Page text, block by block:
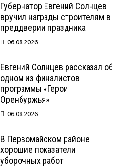
Губернатор Евгений Солнцев
вручил награды строителям в
преддверии праздника
06.08.2026
Евгений Солнцев рассказал об
одном из финалистов
программы «Герои
Оренбуржья»
06.08.2026
В Первомайском районе
хорошие показатели
уборочных работ